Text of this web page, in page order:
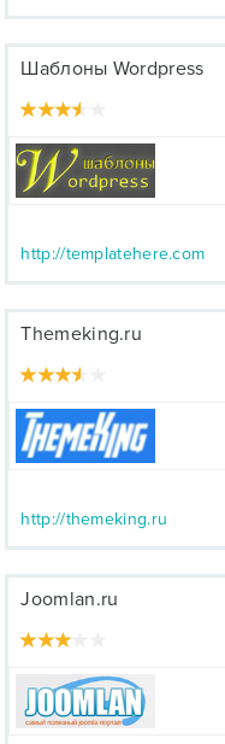
Шаблоны Wordpress
http://templatehere.com
Themeking.ru
http://themeking.ru
Joomlan.ru